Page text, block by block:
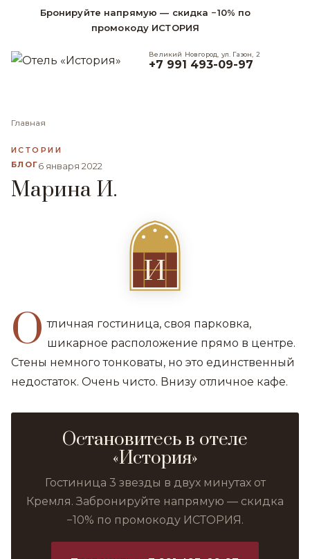
Бронируйте напрямую — скидка −10% по
промокоду ИСТОРИЯ
Великий Новгород, ул. Газон, 2
+7 991 493-09-97
Главная
ИСТОРИИ
БЛОГ6 января 2022
Марина И.
И
О тличная гостиница, своя парковка,
шикарное расположение прямо в центре.
Стены немного тонковаты, но это единственный
недостаток. Очень чисто. Внизу отличное кафе.
Остановитесь в отеле
«История»
Гостиница 3 звезды в двух минутах от
Кремля. Забронируйте напрямую — скидка
−10% по промокоду ИСТОРИЯ.